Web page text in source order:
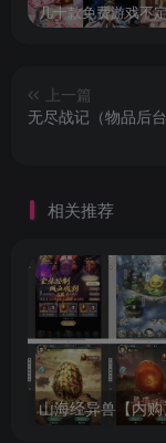
上一篇
无尽战记（物品后台
相关推荐
山海经异兽【内购